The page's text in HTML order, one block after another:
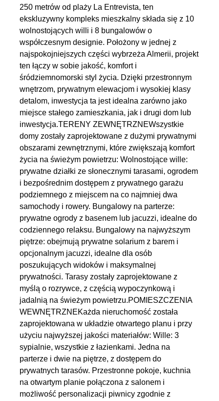
250 metrów od plaży La Entrevista, ten
ekskluzywny kompleks mieszkalny składa się z 10
wolnostojących willi i 8 bungalowów o
współczesnym designie. Położony w jednej z
najspokojniejszych części wybrzeża Almerii, projekt
ten łączy w sobie jakość, komfort i
śródziemnomorski styl życia. Dzięki przestronnym
wnętrzom, prywatnym elewacjom i wysokiej klasy
detalom, inwestycja ta jest idealna zarówno jako
miejsce stałego zamieszkania, jak i drugi dom lub
inwestycja.TERENY ZEWNĘTRZNEWszystkie
domy zostały zaprojektowane z dużymi prywatnymi
obszarami zewnętrznymi, które zwiększają komfort
życia na świeżym powietrzu: Wolnostojące wille:
prywatne działki ze słonecznymi tarasami, ogrodem
i bezpośrednim dostępem z prywatnego garażu
podziemnego z miejscem na co najmniej dwa
samochody i rowery. Bungalowy na parterze:
prywatne ogrody z basenem lub jacuzzi, idealne do
codziennego relaksu. Bungalowy na najwyższym
piętrze: obejmują prywatne solarium z barem i
opcjonalnym jacuzzi, idealne dla osób
poszukujących widoków i maksymalnej
prywatności. Tarasy zostały zaprojektowane z
myślą o rozrywce, z częścią wypoczynkową i
jadalnią na świeżym powietrzu.POMIESZCZENIA
WEWNĘTRZNEKażda nieruchomość została
zaprojektowana w układzie otwartego planu i przy
użyciu najwyższej jakości materiałów: Wille: 3
sypialnie, wszystkie z łazienkami. Jedna na
parterze i dwie na piętrze, z dostępem do
prywatnych tarasów. Przestronne pokoje, kuchnia
na otwartym planie połączona z salonem i
możliwość personalizacji piwnicy zgodnie z